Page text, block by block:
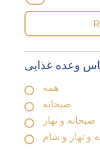
همه
صبحانه
صبحانه و نهار
و نهار و شام